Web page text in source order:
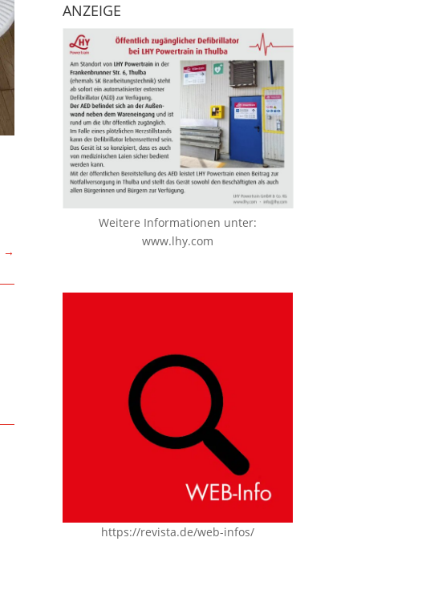
→
ANZEIGE
Weitere Informationen unter:
www.lhy.com
https://revista.de/web-infos/